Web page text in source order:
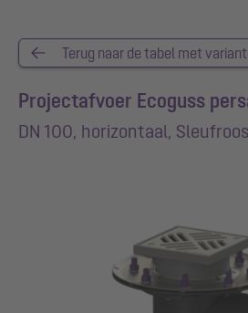
Terug naar de tabel met
Projectafvoer Ecoguss
DN 100, horizontaal,